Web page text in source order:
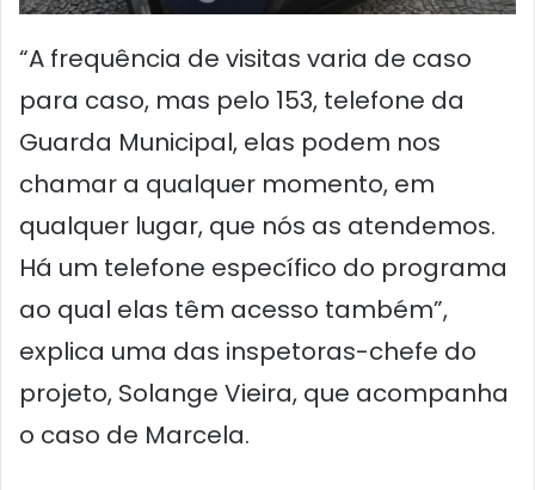
“A frequência de visitas varia de caso
para caso, mas pelo 153, telefone da
Guarda Municipal, elas podem nos
chamar a qualquer momento, em
qualquer lugar, que nós as atendemos.
Há um telefone específico do programa
ao qual elas têm acesso também”,
explica uma das inspetoras-chefe do
projeto, Solange Vieira, que acompanha
o caso de Marcela.